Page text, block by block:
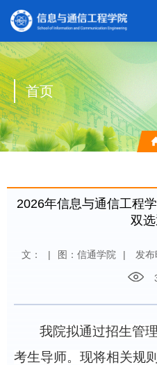
首页
2026年信息与通信工程
双
文： | 图：信通学院 | 发
我院拟通过招生管
考生导师。现将相关规